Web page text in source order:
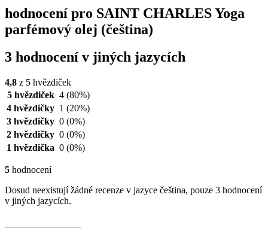
hodnocení pro SAINT CHARLES Yoga
parfémový olej (čeština)
3 hodnocení v jiných jazycích
4,8 z 5 hvězdiček
5 hvězdiček 4 (80%)
4 hvězdičky 1 (20%)
3 hvězdičky 0 (0%)
2 hvězdičky 0 (0%)
1 hvězdička 0 (0%)
5 hodnocení
Dosud neexistují žádné recenze v jazyce čeština, pouze 3 hodnocení
v jiných jazycích.